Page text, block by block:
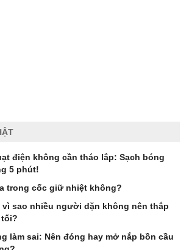
điện không cần tháo lắp: Sạch bóng
5 phút!
trong cốc giữ nhiệt không?
vì sao nhiều người dặn không nên thắp
làm sai: Nên đóng hay mở nắp bồn cầu